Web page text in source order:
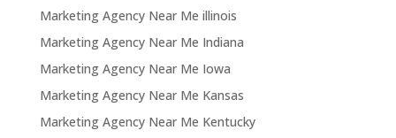
Marketing Agency Near Me illinois
Marketing Agency Near Me Indiana
Marketing Agency Near Me Iowa
Marketing Agency Near Me Kansas
Marketing Agency Near Me Kentucky